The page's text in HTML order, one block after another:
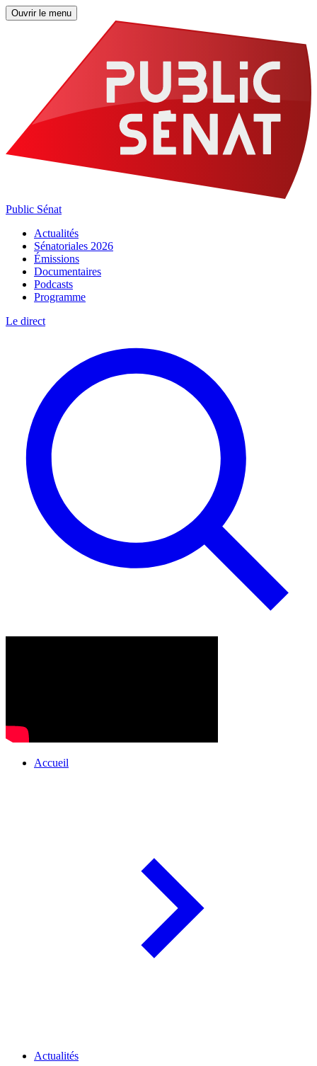
Ouvrir le menu
Public Sénat
Actualités
Sénatoriales 2026
Émissions
Documentaires
Podcasts
Programme
Le direct
Accueil
Actualités